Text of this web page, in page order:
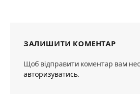
ЗАЛИШИТИ КОМЕНТАР
Щоб відправити коментар вам
авторизуватись.